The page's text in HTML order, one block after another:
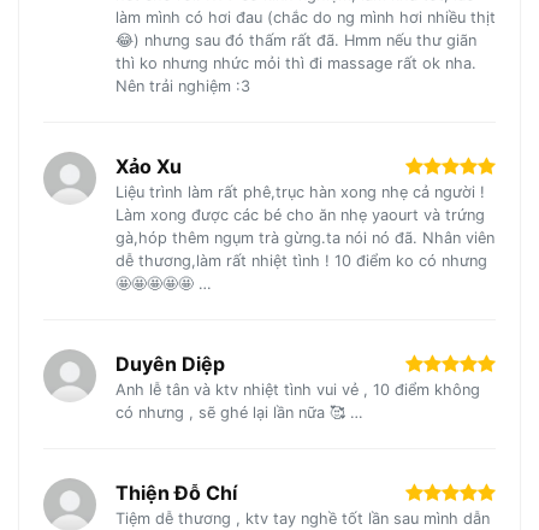
làm mình có hơi đau (chắc do ng mình hơi nhiều thịt
😂) nhưng sau đó thấm rất đã. Hmm nếu thư giãn
thì ko nhưng nhức mỏi thì đi massage rất ok nha.
Nên trải nghiệm :3
Xảo Xu
Liệu trình làm rất phê,trục hàn xong nhẹ cả người !
Làm xong được các bé cho ăn nhẹ yaourt và trứng
gà,hóp thêm ngụm trà gừng.ta nói nó đã. Nhân viên
dễ thương,làm rất nhiệt tình ! 10 điểm ko có nhưng
🤩🤩🤩🤩🤩 …
Duyên Diệp
Anh lễ tân và ktv nhiệt tình vui vẻ , 10 điểm không
có nhưng , sẽ ghé lại lần nữa 🥰 …
Thiện Đỗ Chí
Tiệm dễ thương , ktv tay nghề tốt lần sau mình dẫn